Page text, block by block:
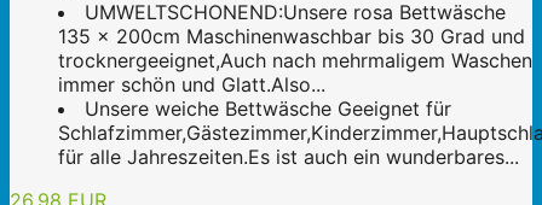
UMWELTSCHONEND:Unsere rosa Bettwäsche
135 x 200cm Maschinenwaschbar bis 30 Grad und
trocknergeeignet,Auch nach mehrmaligem Waschen
immer schön und Glatt.Also...
Unsere weiche Bettwäsche Geeignet für
für alle Jahreszeiten.Es ist auch ein wunderbares...